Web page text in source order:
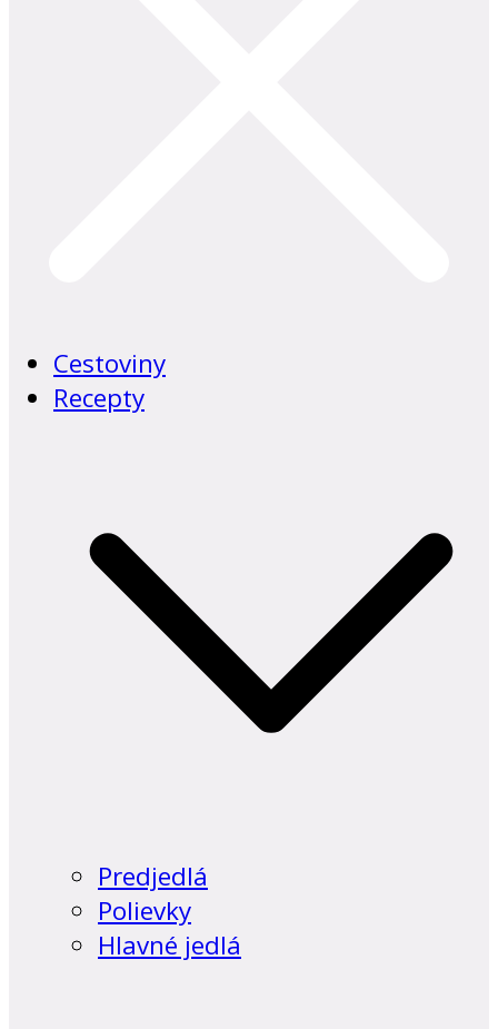
Cestoviny
Recepty
Predjedlá
Polievky
Hlavné jedlá